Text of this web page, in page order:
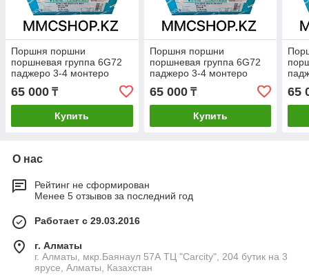
Поршня поршни
поршневая группа 6G72
паджеро 3-4 монтеро
спорт 43278050 TEIKIN
INDONESIYA pajero
montero
65 000 ₸
Купить
Поршня поршни
поршневая группа 6G72
паджеро 3-4 монтеро
спорт 43278050 TEIKIN
INDONESIYA pajero
montero
65 000₸
Купить
65
О нас
Рейтинг не сформирован
Менее 5 отзывов за последний год
Работает с 29.03.2016
г. Алматы
г. Алматы, мкр.Баянаул 57А ТЦ "Carcity", 204 бутик на 3
ярусе, Алматы, Казахстан